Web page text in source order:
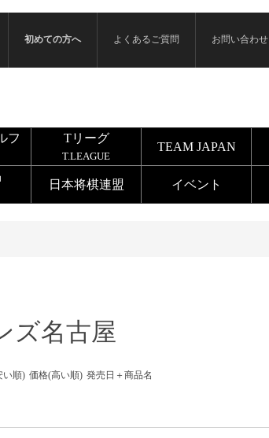
初めての方へ よくあるご質問 お問い合わせ
フ Tリーグ
T.LEAGUE
TEAM JAPAN
日本将棋連盟 イベント
ズ名古屋
い順) 価格(高い順) 発売日＋商品名